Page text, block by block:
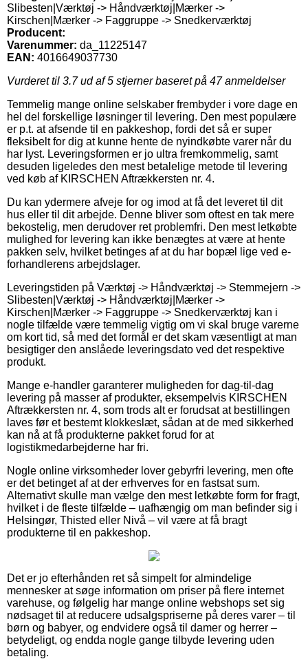
Slibesten|Værktøj -> Håndværktøj|Mærker ->
Kirschen|Mærker -> Faggruppe -> Snedkerværktøj
Producent:
Varenummer: da_11225147
EAN: 4016649037730
Vurderet til 3.7ud af 5 stjerner baseret på 47anmeldelser
Temmelig mange online selskaber frembyder i vore dage en
hel del forskellige løsninger til levering. Den mest populære
er p.t. at afsende til en pakkeshop, fordi det så er super
fleksibelt for dig at kunne hente de nyindkøbte varer når du
har lyst. Leveringsformen er jo ultra fremkommelig, samt
desuden ligeledes den mest betalelige metode til levering
ved køb af KIRSCHEN Aftrækkersten nr. 4.
Du kan ydermere afveje for og imod at få det leveret til dit
hus eller til dit arbejde. Denne bliver som oftest en tak mere
bekostelig, men derudover ret problemfri. Den mest letkøbte
mulighed for levering kan ikke benægtes at være at hente
pakken selv, hvilket betinges af at du har bopæl lige ved e-
forhandlerens arbejdslager.
Leveringstiden på Værktøj -> Håndværktøj -> Stemmejern ->
Slibesten|Værktøj -> Håndværktøj|Mærker ->
Kirschen|Mærker -> Faggruppe -> Snedkerværktøj kan i
nogle tilfælde være temmelig vigtig om vi skal bruge varerne
om kort tid, så med det formål er det skam væsentligt at man
besigtiger den anslåede leveringsdato ved det respektive
produkt.
Mange e-handler garanterer muligheden for dag-til-dag
levering på masser af produkter, eksempelvis KIRSCHEN
Aftrækkersten nr. 4, som trods alt er forudsat at bestillingen
laves før et bestemt klokkeslæt, sådan at de med sikkerhed
kan nå at få produkterne pakket forud for at
logistikmedarbejderne har fri.
Nogle online virksomheder lover gebyrfri levering, men ofte
er det betinget af at der erhverves for en fastsat sum.
Alternativt skulle man vælge den mest letkøbte form for fragt,
hvilket i de fleste tilfælde – uafhængig om man befinder sig i
Helsingør, Thisted eller Nivå – vil være at få bragt
produkterne til en pakkeshop.
Det er jo efterhånden ret så simpelt for almindelige
mennesker at søge information om priser på flere internet
varehuse, og følgelig har mange online webshops set sig
nødsaget til at reducere udsalgspriserne på deres varer – til
børn og babyer, og endvidere også til damer og herrer –
betydeligt, og endda nogle gange tilbyde levering uden
betaling.